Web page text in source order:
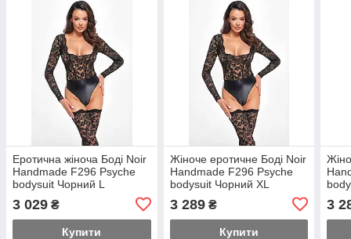
Еротична жіноча Боді Noir
Handmade F296 Psyche
bodysuit Чорний L
3 029 ₴
Купити
Жіноче еротичне Боді Noir
Handmade F296 Psyche
bodysuit Чорний XL
3 289₴
Купити
3